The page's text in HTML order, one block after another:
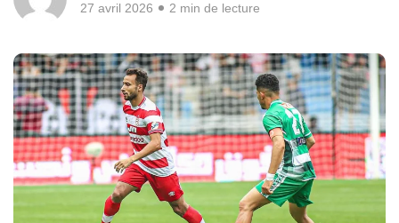
27 avril 2026 2 min de lecture